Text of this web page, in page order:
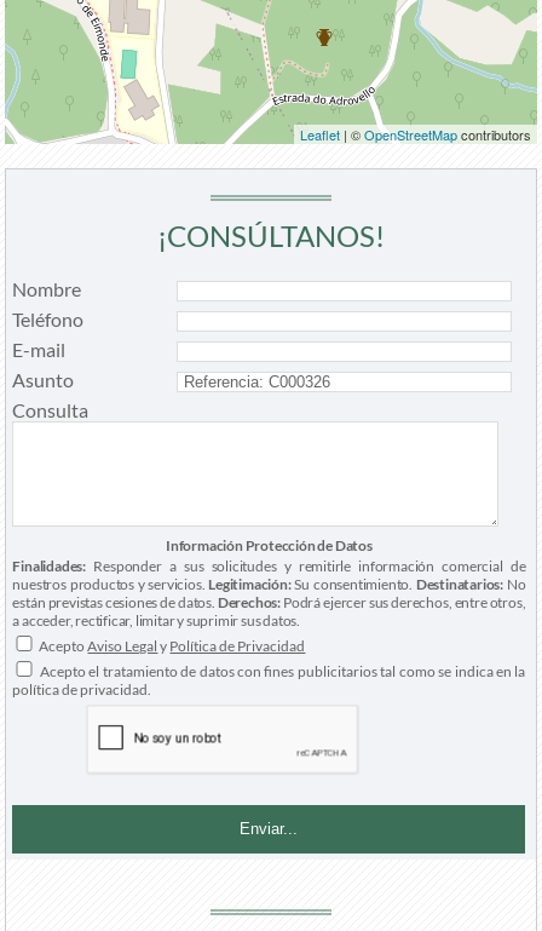
Leaflet| ©OpenStreetMapcontributors
¡CONSÚLTANOS!
Nombre
Teléfono
E-mail
Asunto
Consulta
Información Protección de Datos
Finalidades: Responder a sus solicitudes y remitirle información comercial de
nuestros productos y servicios. Legitimación:Su consentimiento. Destinatarios:No
están previstas cesiones de datos. Derechos: Podrá ejercer sus derechos, entre otros,
a acceder, rectificar, limitar y suprimir sus datos.
AceptoAviso Legal y Política de Privacidad
Acepto el tratamiento de datos con fines publicitarios tal como se indica en la
política de privacidad.